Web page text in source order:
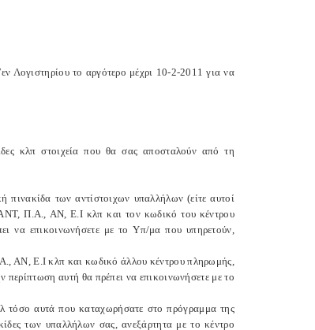
Λογιστηρίου το αργότερο μέχρι 10-2-2011 για να
κλπ στοιχεία που θα σας αποσταλούν από τη
των αντίστοιχων υπαλλήλων (είτε αυτοί
ΑΝΤ, Π.Α., ΑΝ, Ε.Ι κλπ και τον κωδικό του κέντρου
να επικοινωνήσετε με το Υπ/μα που υπηρετούν,
ΑΝ, Ε.Ι κλπ και κωδικό άλλου κέντρου πληρωμής,
αυτή θα πρέπει να επικοινωνήσετε με το
τόσο αυτά που καταχωρήσατε στο πρόγραμμα της
των υπαλλήλων σας, ανεξάρτητα με το κέντρο